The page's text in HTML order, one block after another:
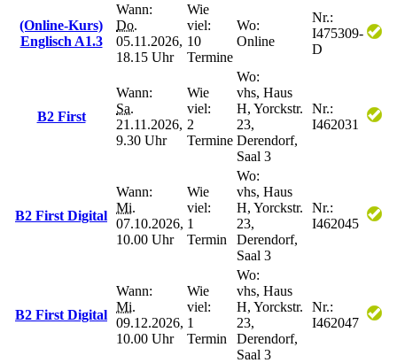
(Online-Kurs)
Englisch A1.3
Wann:
Do.
05.11.2026,
18.15 Uhr
Wie
viel:
10
Termine
Wo:
Online
Nr.:
I475309-
D
B2 First
Wann:
Sa.
21.11.2026,
9.30 Uhr
Wie
viel:
2
Termine
Wo:
vhs, Haus
H, Yorckstr.
23,
Derendorf,
Saal 3
Nr.:
I462031
B2 First Digital
Wann:
Mi.
07.10.2026,
10.00 Uhr
Wie
viel:
1
Termin
Wo:
vhs, Haus
H, Yorckstr.
23,
Derendorf,
Saal 3
Nr.:
I462045
B2 First Digital
Wann:
Mi.
09.12.2026,
10.00 Uhr
Wie
viel:
1
Termin
Wo:
vhs, Haus
H, Yorckstr.
23,
Derendorf,
Saal 3
Nr.:
I462047